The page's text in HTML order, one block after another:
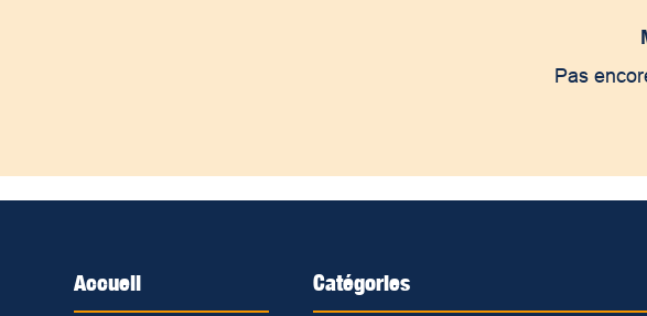
Pas
Accueil Catégories